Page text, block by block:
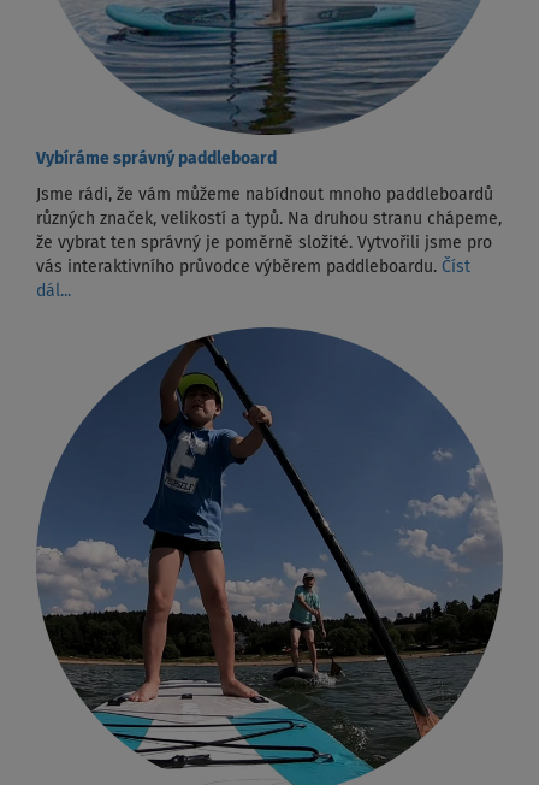
Vybíráme správný paddleboard
Jsme rádi, že vám můžeme nabídnout mnoho paddleboardů
různých značek, velikostí a typů. Na druhou stranu chápeme,
že vybrat ten správný je poměrně složité. Vytvořili jsme pro
vás interaktivního průvodce výběrem paddleboardu. Číst
dál...